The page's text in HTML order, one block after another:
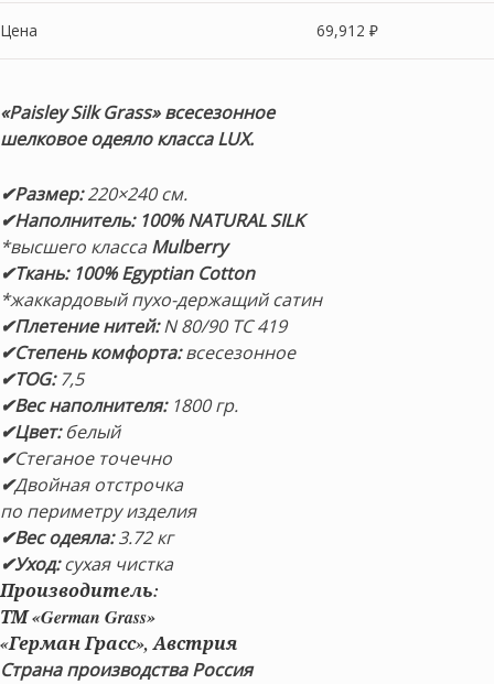
Цена 69,912 ₽
«Paisley Silk Grass» всесезонное
шелковое одеяло класса LUX.
✔Размер:220×240 см.
✔Наполнитель: 100% NATURAL SILK
*высшего класса Mulberry
✔Ткань: 100% Egyptian Cotton
*жаккардовый пухо-держащий сатин
✔Плетение нитей:N 80/90 TC 419
✔Степень комфорта:всесезонное
✔TOG:7,5
✔Вес наполнителя:1800 гр.
✔Цвет:белый
✔Стеганое точечно
✔Двойная отстрочка
по периметру изделия
✔Вес одеяла:3.72 кг
✔Уход:сухая чистка
Производитель:
ТМ «German Grass»
«Герман Грасс», Австрия
Страна производства Россия